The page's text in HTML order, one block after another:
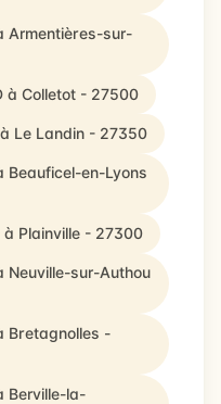
Armentières-sur-
à Colletot - 27500
Le Landin - 27350
Beauficel-en-Lyons
Plainville - 27300
Neuville-sur-Authou
Bretagnolles -
Berville-la-